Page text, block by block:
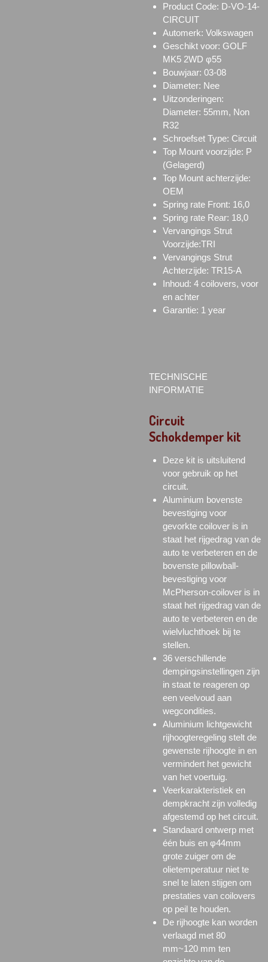
Product Code: D-VO-14-
CIRCUIT
Automerk: Volkswagen
Geschikt voor: GOLF
MK5 2WD φ55
Bouwjaar: 03-08
Diameter: Nee
Uitzonderingen:
Diameter: 55mm, Non
R32
Schroefset Type: Circuit
Top Mount voorzijde: P
(Gelagerd)
Top Mount achterzijde:
OEM
Spring rate Front: 16,0
Spring rate Rear: 18,0
Vervangings Strut
Voorzijde:TRI
Vervangings Strut
Achterzijde: TR15-A
Inhoud: 4 coilovers, voor
en achter
Garantie: 1 year
TECHNISCHE
INFORMATIE
Circuit
Schokdemper kit
Deze kit is uitsluitend
voor gebruik op het
circuit.
Aluminium bovenste
bevestiging voor
gevorkte coilover is in
staat het rijgedrag van de
auto te verbeteren en de
bovenste pillowball-
bevestiging voor
McPherson-coilover is in
staat het rijgedrag van de
auto te verbeteren en de
wielvluchthoek bij te
stellen.
36 verschillende
dempingsinstellingen zijn
in staat te reageren op
een veelvoud aan
wegcondities.
Aluminium lichtgewicht
rijhoogteregeling stelt de
gewenste rijhoogte in en
vermindert het gewicht
van het voertuig.
Veerkarakteristiek en
dempkracht zijn volledig
afgestemd op het circuit.
Standaard ontwerp met
één buis en φ44mm
grote zuiger om de
olietemperatuur niet te
snel te laten stijgen om
prestaties van coilovers
op peil te houden.
De rijhoogte kan worden
verlaagd met 80
mm~120 mm ten